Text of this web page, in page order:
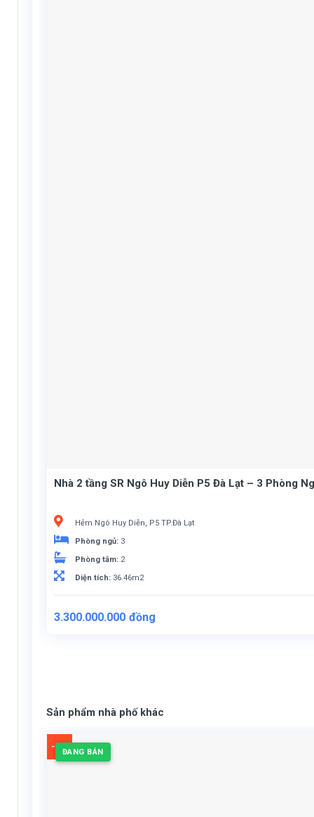
Nhà 2 tầng SR Ngô Huy Diễn P5 Đà Lạt – 3 Phòng
Hẻm Ngô Huy Diễn, P5 TP.Đà Lạt
Phòng ngủ: 3
Phòng tắm: 2
Diện tích: 36.46m2
3.300.000.000 đồng
Sản phẩm nhà phố khác
ĐANG BÁN
-4%